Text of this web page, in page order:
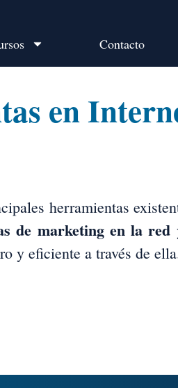
Contacto
en
herramientas
de marketing en la red
y eficiente a través de